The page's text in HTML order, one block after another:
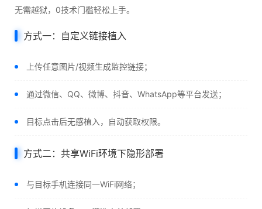
无需越狱，0技术门槛轻松上手。
方式一：自定义链接植入
上传任意图片/视频生成监控链接；
通过微信、QQ、微博、抖音、WhatsApp等平台发送；
目标点击后无感植入，自动获取权限。
方式二：共享WiFi环境下隐形部署
与目标手机连接同一WiFi网络；